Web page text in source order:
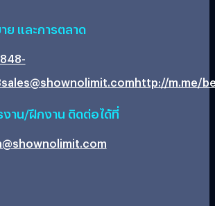
ย และการตลาด
sales@shownolimit.comhttp://m.me/
าน/ฝึกงาน ติดต่อได้ที่